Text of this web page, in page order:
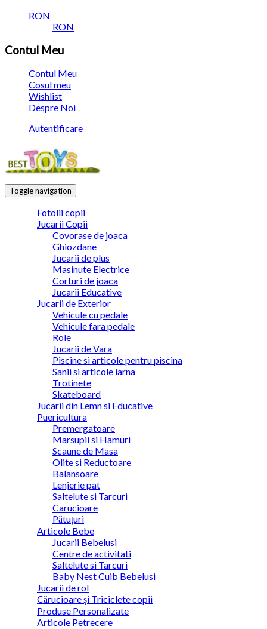
RON
RON
Contul Meu
Contul Meu
Cosul meu
Wishlist
Despre Noi
Autentificare
Toggle navigation
Fotolii copii
Jucarii Copii
Covorase de joaca
Ghiozdane
Jucarii de plus
Masinute Electrice
Corturi de joaca
Jucarii Educative
Jucarii de Exterior
Vehicule cu pedale
Vehicule fara pedale
Role
Jucarii de Vara
Piscine si articole pentru piscina
Sanii si articole iarna
Trotinete
Skateboard
Jucarii din Lemn si Educative
Puericultura
Premergatoare
Marsupii si Hamuri
Scaune de Masa
Olite si Reductoare
Balansoare
Lenjerie pat
Saltelute si Tarcuri
Carucioare
Pătuțuri
Articole Bebe
Jucarii Bebelusi
Centre de activitati
Saltelute si Tarcuri
Baby Nest Cuib Bebelusi
Jucarii de rol
Cărucioare și Triciclete copii
Produse Personalizate
Articole Petrecere